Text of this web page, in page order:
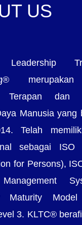
US
Leadership
Terapan dan
Manusia yang
Telah
sebagai ISO
for Persons),
Maturity Model
3. KLTC®